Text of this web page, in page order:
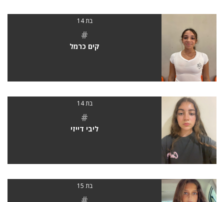
בת 14
#
קים כרמל
בת 14
#
ליבי דייזי
בת 15